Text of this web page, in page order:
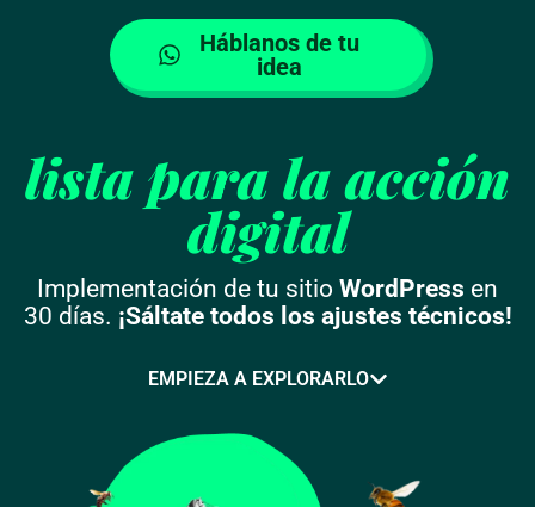
Háblanos de tu
idea
lista para la acción
digital
Implementación de tu sitio WordPress en
30 días. ¡Sáltate todos los ajustes técnicos!
EMPIEZA A EXPLORARLO